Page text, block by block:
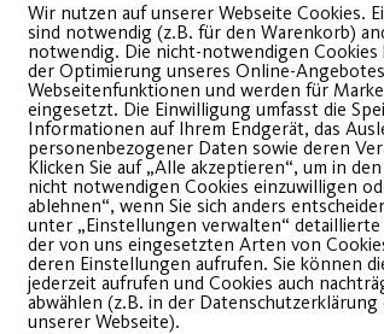
/ Latein
am
noch schnell anmelden!
Wir nutzen auf unserer Webseite Cookies.
sind notwendig (z.B. für den Warenkorb)
notwendig. Die nicht-notwendigen Cookies
der Optimierung unseres Online-
Webseitenfunktionen und werden für
eingesetzt. Die Einwilligung umfasst die
Informationen auf Ihrem Endgerät, das
personenbezogener Daten sowie deren
Klicken Sie auf „Alle akzeptieren“, um in
nicht notwendigen Cookies einzuwilligen
ablehnen“, wenn Sie sich anders
unter „Einstellungen verwalten“
der von uns eingesetzten Arten von
deren Einstellungen aufrufen. Sie können
jederzeit aufrufen und Cookies auch
abwählen (z.B. in der
unserer Webseite).